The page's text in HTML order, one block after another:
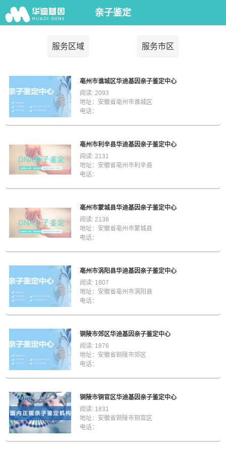
亲子鉴定
服务区域 服务市区
亳州市谯城区华迪基因亲子鉴定中心
阅读: 2093
地址：安徽省亳州市谯城区
电话：
亳州市利辛县华迪基因亲子鉴定中心
阅读: 2131
地址：安徽省亳州市利辛县
电话：
亳州市蒙城县华迪基因亲子鉴定中心
阅读: 2138
地址：安徽省亳州市蒙城县
电话：
亳州市涡阳县华迪基因亲子鉴定中心
阅读: 1807
地址：安徽省亳州市涡阳县
电话：
铜陵市郊区华迪基因亲子鉴定中心
阅读: 1876
地址：安徽省铜陵市郊区
电话：
铜陵市铜官区华迪基因亲子鉴定中心
阅读: 1831
地址：安徽省铜陵市铜官区
电话：